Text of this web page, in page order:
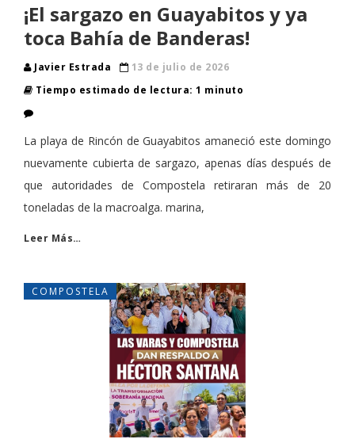
¡El sargazo en Guayabitos y ya
toca Bahía de Banderas!
Javier Estrada
13 de julio de 2026
Tiempo estimado de lectura: 1 minuto
La playa de Rincón de Guayabitos amaneció este domingo
nuevamente cubierta de sargazo, apenas días después de
que autoridades de Compostela retiraran más de 20
toneladas de la macroalga. marina,
Leer Más…
COMPOSTELA